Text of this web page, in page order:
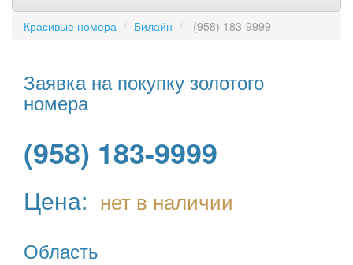
Красивые номера Билайн (958) 183-9999
Заявка на покупку золотого
номера
(958) 183-9999
Цена: нет в наличии
Область